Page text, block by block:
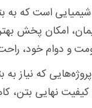
شیمیایی است که
پخش بهتر و
و دوام خود،
که نیاز
کیفیت نهایی